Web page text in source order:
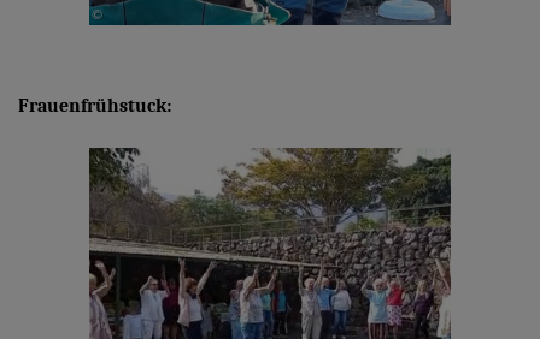
Frauenfrühstuck: